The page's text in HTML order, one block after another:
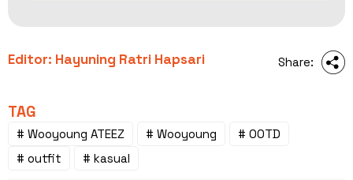
Editor: Hayuning Ratri Hapsari Share:
TAG
# Wooyoung ATEEZ # Wooyoung
# OOTD
# outfit
# kasual